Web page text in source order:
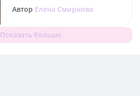
Автор Елена Смирнова
Показать больше